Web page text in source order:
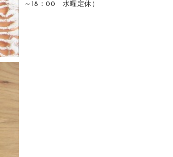
～18：00 水曜定休）